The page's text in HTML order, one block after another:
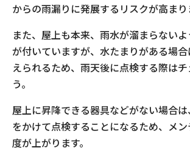
からの雨漏りに発展するリスクが高まり
また、屋上も本来、雨水が溜まらない
が付いていますが、水たまりがある場合
えられるため、雨天後に点検する際は
う。
屋上に昇降できる器具などがない場合
をかけて点検することになるため、メ
度が上がります。